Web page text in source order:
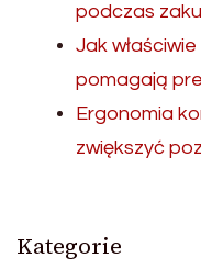
podczas
Jak
pomagają
Ergonomia
zwiększyć
Kategorie